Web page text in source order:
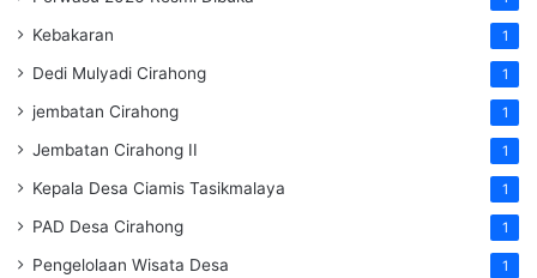
Kebakaran 1
Dedi Mulyadi Cirahong 1
jembatan Cirahong 1
Jembatan Cirahong II 1
Kepala Desa Ciamis Tasikmalaya 1
PAD Desa Cirahong 1
Pengelolaan Wisata Desa 1